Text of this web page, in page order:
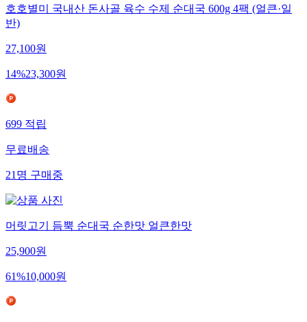
호호별미 국내산 돈사골 육수 수제 순대국 600g 4팩 (얼큰·일
반)
27,100원
14%23,300원
699적립
무료배송
21명구매중
머릿고기 듬뿍 순대국 순한맛 얼큰한맛
25,900원
61%10,000원